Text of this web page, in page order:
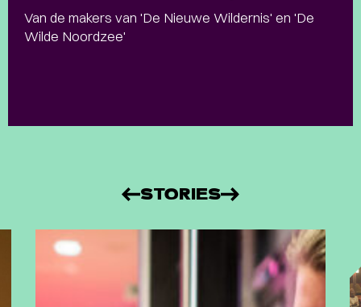
Van de makers van 'De Nieuwe Wildernis' en 'De
Wilde Noordzee'
STORIES